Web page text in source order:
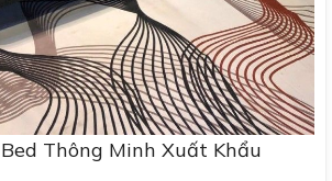
Thông Minh Xuất Khẩu